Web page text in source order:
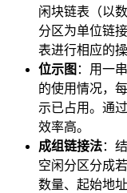
闲块链表（以
分区为单位链
表进行相应的操
位示图 ：用一
的使用情况，
示已占用。通
效率高。
成组链接法：
空闲分区分成
数量、起始地